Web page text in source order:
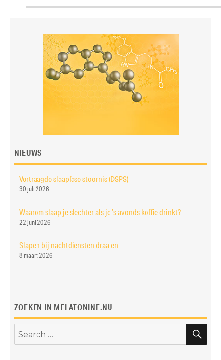
NIEUWS
Vertraagde slaapfase stoornis (DSPS)
30 juli 2026
Waarom slaap je slechter als je ’s avonds koffie drinkt?
22 juni 2026
Slapen bij nachtdiensten draaien
8 maart 2026
ZOEKEN IN MELATONINE.NU
Search
for: